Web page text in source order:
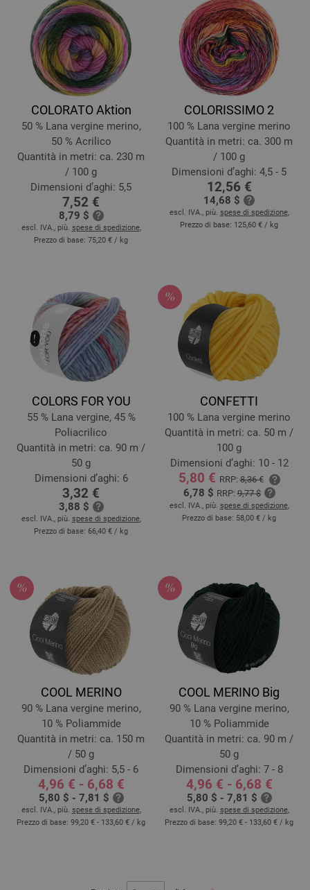
COLORATO Aktion
50 % Lana vergine merino,
50 % Acrilico
Quantità in metri: ca. 230 m
/ 100 g
Dimensioni d’aghi: 5,5
7,52 €
8,79 $
escl. IVA., più. spese di spedizione,
Prezzo di base: 75,20 € / kg
COLORISSIMO 2
100 % Lana vergine merino
Quantità in metri: ca. 300 m
/ 100 g
Dimensioni d’aghi: 4,5 - 5
12,56 €
14,68 $
escl. IVA., più. spese di spedizione,
Prezzo di base: 125,60 € / kg
COLORS FOR YOU
55 % Lana vergine, 45 %
Poliacrilico
Quantità in metri: ca. 90 m /
50 g
Dimensioni d’aghi: 6
3,32 €
3,88 $
escl. IVA., più. spese di spedizione,
Prezzo di base: 66,40 € / kg
CONFETTI
100 % Lana vergine merino
Quantità in metri: ca. 50 m /
100 g
Dimensioni d’aghi: 10 - 12
5,80 € RRP:8,36 €
6,78 $ RRP:9,77 $
escl. IVA., più. spese di spedizione,
Prezzo di base: 58,00 € / kg
COOL MERINO
90 % Lana vergine merino,
10 % Poliammide
Quantità in metri: ca. 150 m
/ 50 g
Dimensioni d’aghi: 5,5 - 6
4,96 € - 6,68 €
5,80 $ - 7,81 $
escl. IVA., più. spese di spedizione,
Prezzo di base: 99,20 € - 133,60 € / kg
COOL MERINO Big
90 % Lana vergine merino,
10 % Poliammide
Quantità in metri: ca. 90 m /
50 g
Dimensioni d’aghi: 7 - 8
4,96 € - 6,68 €
5,80 $ - 7,81 $
escl. IVA., più. spese di spedizione,
Prezzo di base: 99,20 € - 133,60 € / kg